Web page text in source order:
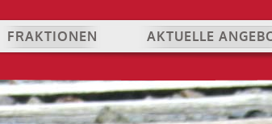
FRAKTIONEN AKTUELLE